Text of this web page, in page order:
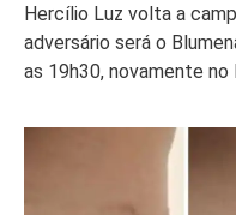
Hercílio Luz volta a
adversário será o
as 19h30, novamente